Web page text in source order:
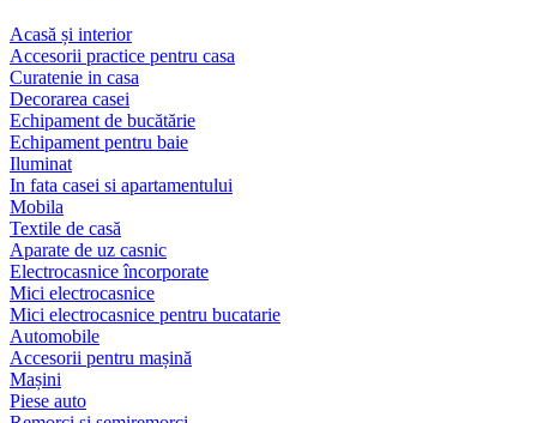
Acasă și interior
Accesorii practice pentru casa
Curatenie in casa
Decorarea casei
Echipament de bucătărie
Echipament pentru baie
Iluminat
In fata casei si apartamentului
Mobila
Textile de casă
Aparate de uz casnic
Electrocasnice încorporate
Mici electrocasnice
Mici electrocasnice pentru bucatarie
Automobile
Accesorii pentru mașină
Mașini
Piese auto